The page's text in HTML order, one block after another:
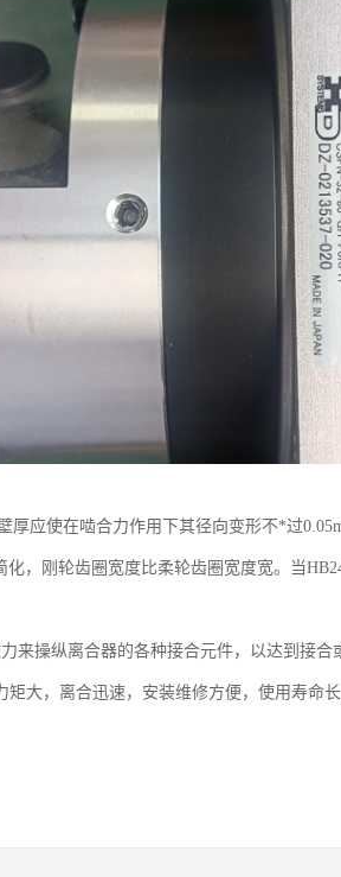
厚应使在啮合力作用下其径向变形不*过
，刚轮齿圈宽度比柔轮齿圈宽度宽。当
来操纵离合器的各种接合元件，以达到接合
矩大，离合迅速，安装维修方便，使用寿命